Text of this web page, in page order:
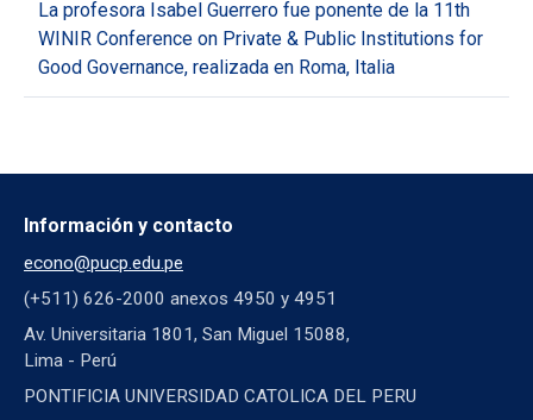
La profesora Isabel Guerrero fue ponente de la 11th
WINIR Conference on Private & Public Institutions for
Good Governance, realizada en Roma, Italia
Información y contacto
econo@pucp.edu.pe
(+511) 626-2000 anexos 4950 y 4951
Av. Universitaria 1801, San Miguel 15088,
Lima - Perú
PONTIFICIA UNIVERSIDAD CATOLICA DEL PERU